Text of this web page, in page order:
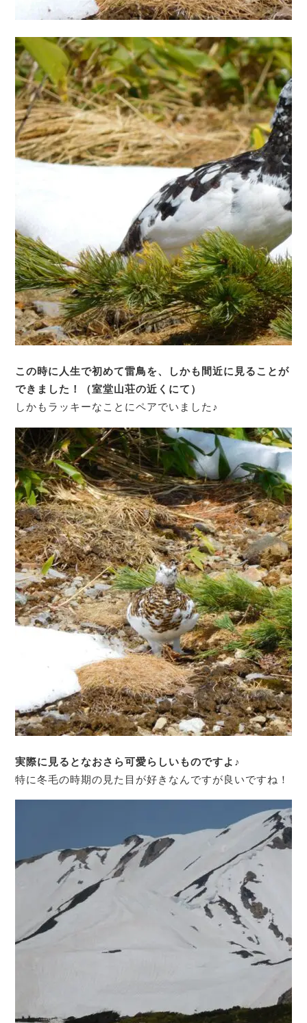
この時に人生で初めて雷鳥を、しかも間近に見ることが
できました！（室堂山荘の近くにて）
しかもラッキーなことにペアでいました♪
実際に見るとなおさら可愛らしいものですよ♪
特に冬毛の時期の見た目が好きなんですが良いですね！